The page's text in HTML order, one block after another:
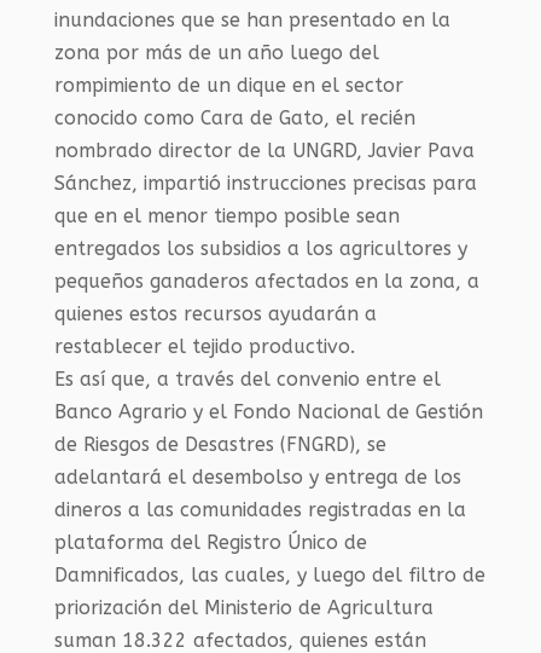
inundaciones que se han presentado en la
zona por más de un año luego del
rompimiento de un dique en el sector
conocido como Cara de Gato, el recién
nombrado director de la UNGRD, Javier Pava
Sánchez, impartió instrucciones precisas para
que en el menor tiempo posible sean
entregados los subsidios a los agricultores y
pequeños ganaderos afectados en la zona, a
quienes estos recursos ayudarán a
restablecer el tejido productivo.
Es así que, a través del convenio entre el
Banco Agrario y el Fondo Nacional de Gestión
de Riesgos de Desastres (FNGRD), se
adelantará el desembolso y entrega de los
dineros a las comunidades registradas en la
plataforma del Registro Único de
Damnificados, las cuales, y luego del filtro de
priorización del Ministerio de Agricultura
suman 18.322 afectados, quienes están